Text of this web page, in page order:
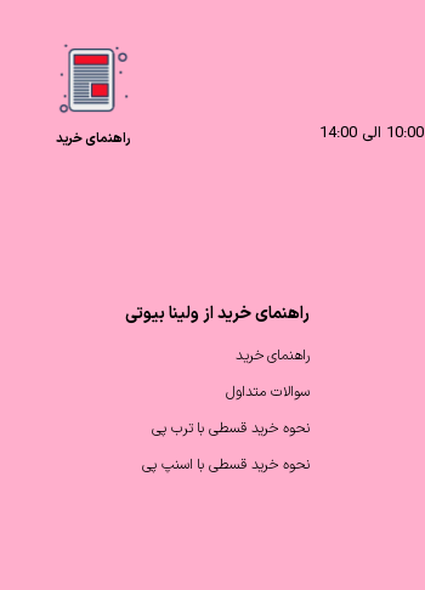
راهنمای خرید
راهنمای خرید از ولینا بیوتی
راهنمای خرید
سوالات متداول
نحوه خرید قسطی با ترب پی
نحوه خرید قسطی با اسنپ پی